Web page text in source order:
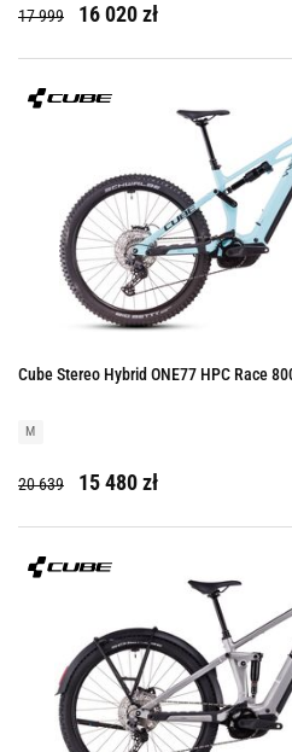
17 999 16 020 zł
Cube Stereo Hybrid ONE77 HPC Race
M
20 639 15 480 zł